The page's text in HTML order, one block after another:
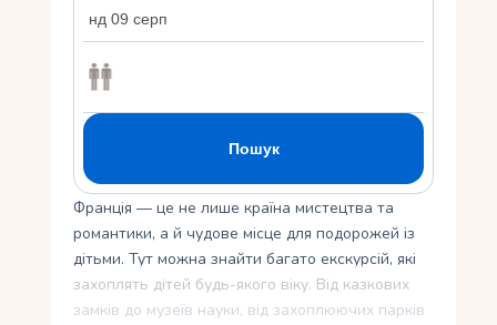
Франція — це не лише країна мистецтва та
романтики, а й чудове місце для подорожей із
дітьми. Тут можна знайти багато екскурсій, які
захоплять дітей будь-якого віку. Від казкових
замків до музеїв науки, від захоплюючих парків